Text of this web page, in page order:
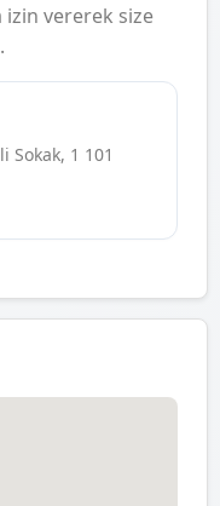
vererek size
Sokak, 1 101